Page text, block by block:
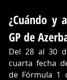
¿Cuándo y
GP de
Del 28 al 30
cuarta fecha
de Fórmula 1